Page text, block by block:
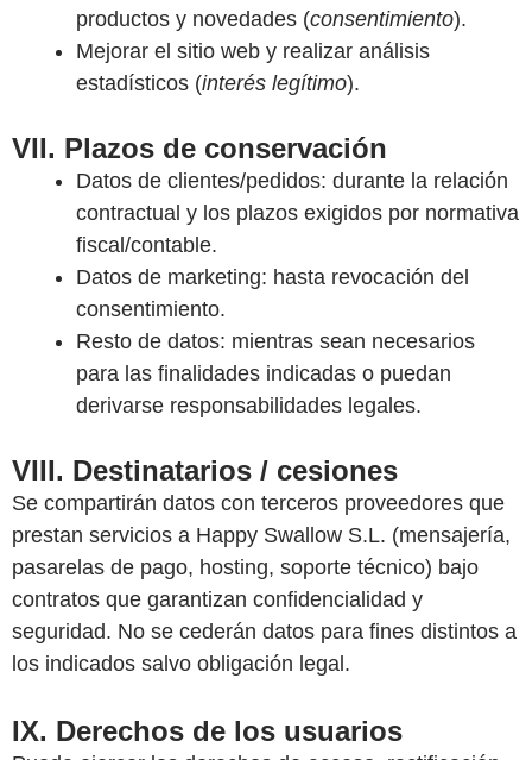
productos y novedades (consentimiento).
Mejorar el sitio web y realizar análisis
estadísticos (interés legítimo).
VII. Plazos de conservación
Datos de clientes/pedidos: durante la relación
contractual y los plazos exigidos por normativa
fiscal/contable.
Datos de marketing: hasta revocación del
consentimiento.
Resto de datos: mientras sean necesarios
para las finalidades indicadas o puedan
derivarse responsabilidades legales.
VIII. Destinatarios / cesiones
Se compartirán datos con terceros proveedores que
prestan servicios a Happy Swallow S.L. (mensajería,
pasarelas de pago, hosting, soporte técnico) bajo
contratos que garantizan confidencialidad y
seguridad. No se cederán datos para fines distintos a
los indicados salvo obligación legal.
IX. Derechos de los usuarios